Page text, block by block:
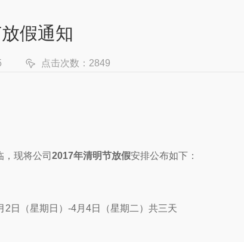
假通知
点击次数：2849
，现将公司 2017年清明节放假安排公布如下：
2日（星期日）-4月4日（星期二）共三天